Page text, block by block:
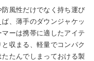
風性だけでなく持ち運び
、薄手のダウンジャケッ
ーは携帯に適したアイテ
収まる、軽量でコンパク
たんでしまっておける製